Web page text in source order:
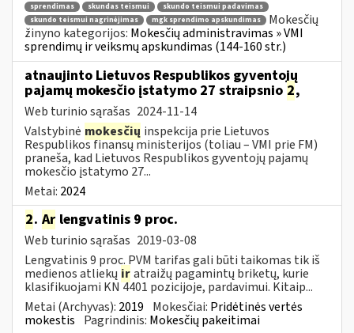
sprendimas
skundas teismui
skundo teismui padavimas
skundo teismui nagrinėjimas
mgk sprendimo apskundimas
Mokesčių
žinyno kategorijos: Mokesčių administravimas » VMI
sprendimų ir veiksmų apskundimas (144-160 str.)
atnaujinto Lietuvos Respublikos gyventojų
pajamų mokesčio įstatymo 27 straipsnio 2,
Web turinio sąrašas 2024-11-14
Valstybinė mokesčių inspekcija prie Lietuvos
Respublikos finansų ministerijos (toliau – VMI prie FM)
praneša, kad Lietuvos Respublikos gyventojų pajamų
mokesčio įstatymo 27...
Metai: 2024
2. Ar lengvatinis 9 proc.
Web turinio sąrašas 2019-03-08
Lengvatinis 9 proc. PVM tarifas gali būti taikomas tik iš
medienos atliekų iratraižų pagamintų briketų, kurie
klasifikuojami KN 4401 pozicijoje, pardavimui. Kitaip...
Metai (Archyvas): 2019 Mokesčiai: Pridėtinės vertės
mokestis Pagrindinis: Mokesčių pakeitimai